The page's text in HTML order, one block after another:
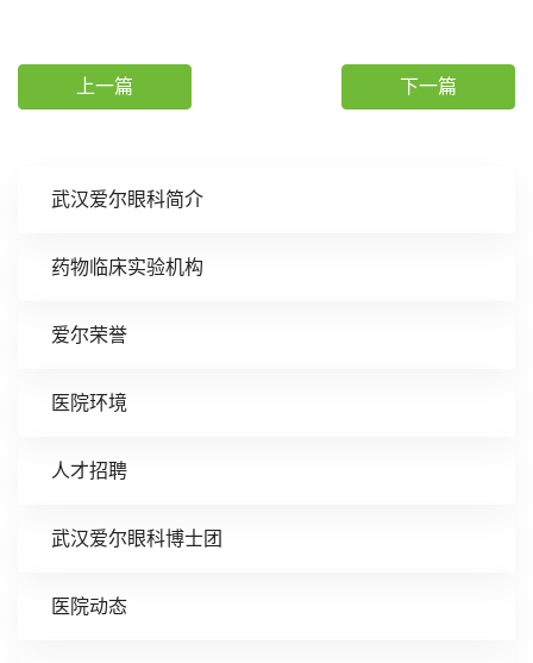
武汉爱尔眼科简介
药物临床实验机构
爱尔荣誉
医院环境
人才招聘
武汉爱尔眼科博士团
医院动态
上一篇 下一篇